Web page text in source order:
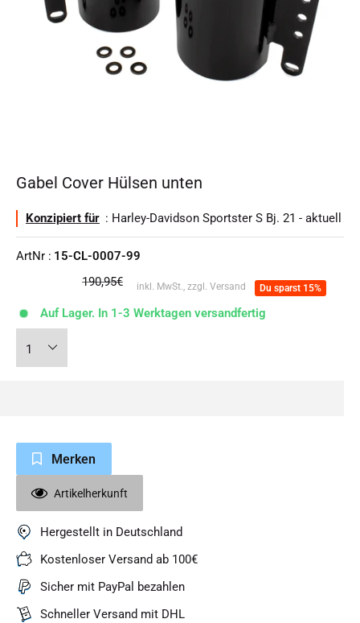
Gabel Cover Hülsen unten
Konzipiert für : Harley-Davidson Sportster S Bj. 21 - aktuell
ArtNr : 15-CL-0007-99
Normalpreis
190,95€ inkl. MwSt., zzgl. Versand Du sparst 15%
Auf Lager. In 1-3 Werktagen versandfertig
Merken
Artikelherkunft
Hergestellt in Deutschland
Kostenloser Versand ab 100€
Sicher mit PayPal bezahlen
Schneller Versand mit DHL